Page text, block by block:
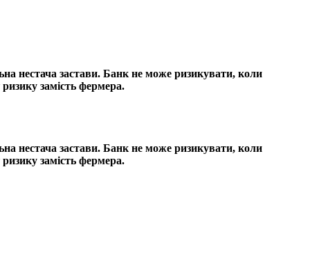
нестача застави. Банк не може ризикувати, коли
замість фермера.
нестача застави. Банк не може ризикувати, коли
замість фермера.